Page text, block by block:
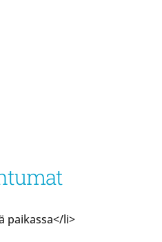
paikassa</li>